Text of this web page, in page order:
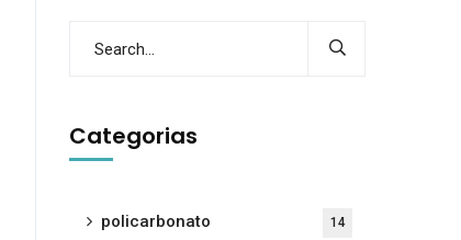
Categorias
policarbonato 14